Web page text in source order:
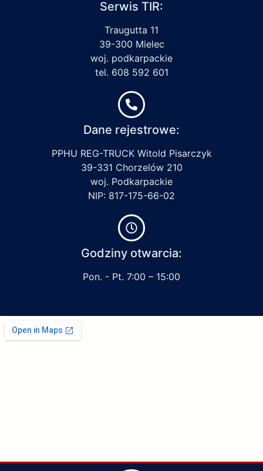
Serwis TIR:
Traugutta 11
39-300 Mielec
woj. podkarpackie
tel. 608 592 601
Dane rejestrowe:
PPHU REG-TRUCK Witold Pisarczyk
39-331 Chorzelów 210
woj. Podkarpackie
NIP: 817-175-66-02
Godziny otwarcia:
Pon. - Pt. 7:00 – 15:00